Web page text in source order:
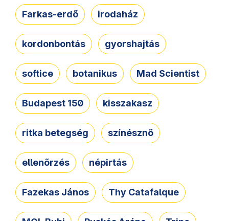
Farkas-erdő irodaház
kordonbontás gyorshajtás
softice botanikus Mad Scientist
Budapest 150 kisszakasz
ritka betegség színésznő
ellenőrzés népirtás
Fazekas János Thy Catafalque